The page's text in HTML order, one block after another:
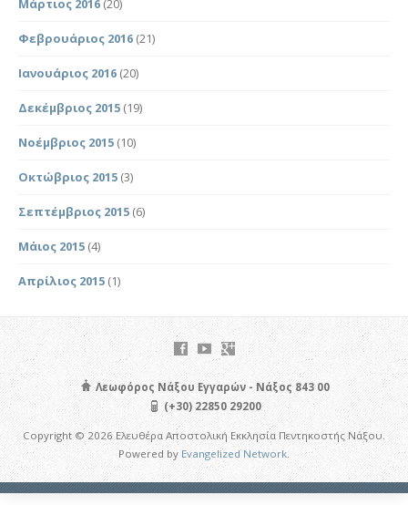
Μάρτιος 2016 (20)
Φεβρουάριος 2016 (21)
Ιανουάριος 2016 (20)
Δεκέμβριος 2015 (19)
Νοέμβριος 2015 (10)
Οκτώβριος 2015 (3)
Σεπτέμβριος 2015 (6)
Μάιος 2015 (4)
Απρίλιος 2015 (1)
Λεωφόρος Νάξου Εγγαρών - Νάξος 843 00
(+30) 22850 29200
Copyright © 2026 Ελευθέρα Αποστολική Εκκλησία Πεντηκοστής Νάξου.
Powered byEvangelized Network.